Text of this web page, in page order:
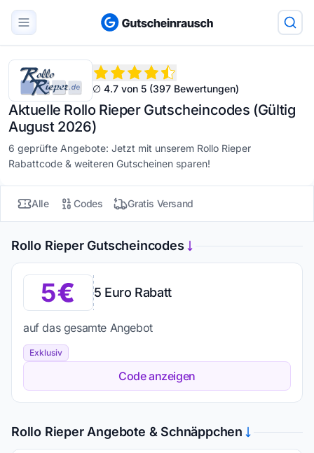
∅ 4.7 von 5 (397 Bewertungen)
Aktuelle Rollo Rieper Gutscheincodes (Gültig
August 2026)
6 geprüfte Angebote: Jetzt mit unserem Rollo Rieper
Rabattcode & weiteren Gutscheinen sparen!
Alle Codes Gratis Versand
Rollo Rieper Gutscheincodes
5 5 Euro Rabatt
auf das gesamte Angebot
Exklusiv
Code anzeigen
Rollo Rieper Angebote & Schnäppchen